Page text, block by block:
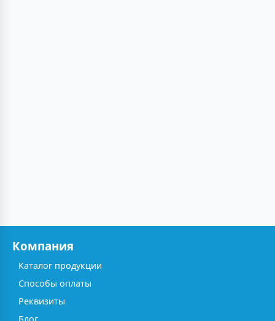
Компания
Каталог продукции
Способы оплаты
Реквизиты